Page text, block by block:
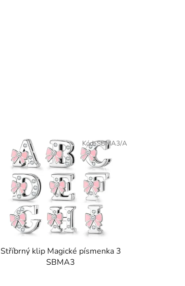
Stříbrný klip Magické písmenka 3
SBMA3
Kód:SBMA3/A